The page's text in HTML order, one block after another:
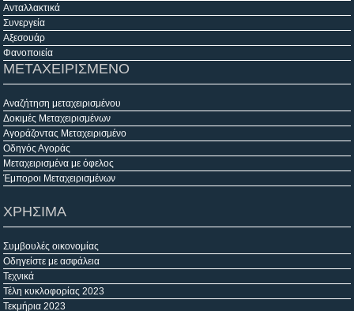
Ανταλλακτικά
Συνεργεία
Αξεσουάρ
Φανοποιεία
ΜΕΤΑΧΕΙΡΙΣΜΕΝΟ
Αναζήτηση μεταχειρισμένου
Δοκιμές Μεταχειρισμένων
Αγοράζοντας Μεταχειρισμένο
Οδηγός Αγοράς
Μεταχειρισμένα με όφελος
Έμποροι Μεταχειρισμένων
ΧΡΗΣΙΜΑ
Συμβουλές οικονομίας
Οδηγείστε με ασφάλεια
Τεχνικά
Τέλη κυκλοφορίας 2023
Τεκμήρια 2023